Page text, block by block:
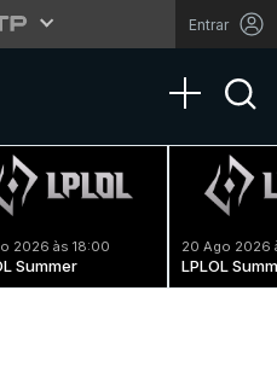
Entrar
Toggle
2026 às 18:00
Summer
20 Ago 2026
LPLOL